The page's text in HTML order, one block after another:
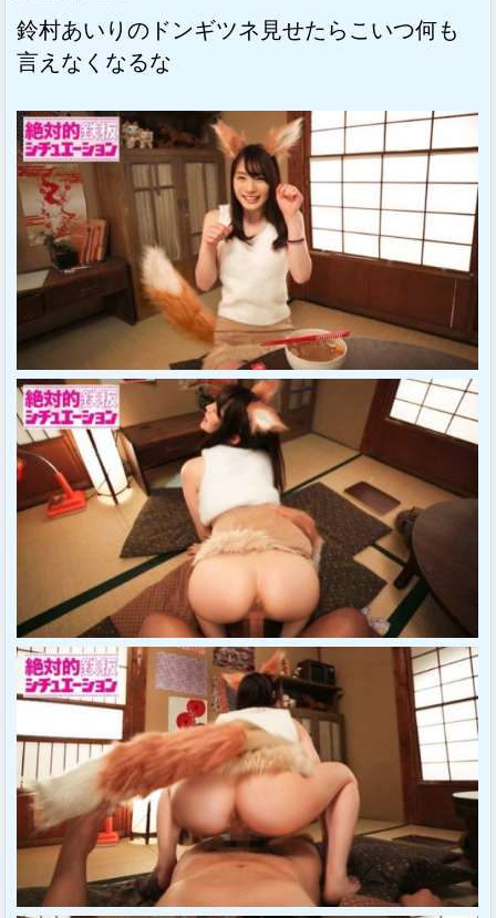
鈴村あいりのドンギツネ見せたらこいつ何も
言えなくなるな